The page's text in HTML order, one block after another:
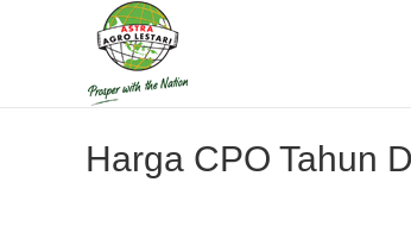
Harga CPO Tahun